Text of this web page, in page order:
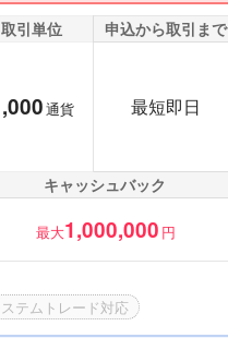
取引単位 申込から取引まで
通貨 最短即日
キャッシュバック
最大1,000,000 円
テムトレード対応